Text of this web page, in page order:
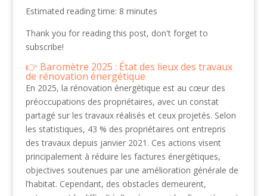
Estimated reading time: 8 minutes
Thank you for reading this post, don't forget to
subscribe!
Baromètre 2025 : État des lieux des travaux
de rénovation énergétique
En 2025, la rénovation énergétique est au cœur des
préoccupations des propriétaires, avec un constat
partagé sur les travaux réalisés et ceux projetés. Selon
les statistiques, 43 % des propriétaires ont entrepris
des travaux depuis janvier 2021. Ces actions visent
principalement à réduire les factures énergétiques,
objectives soutenues par une amélioration générale de
l’habitat. Cependant, des obstacles demeurent,